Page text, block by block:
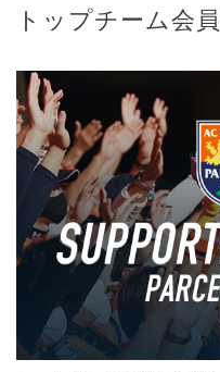
トップチーム会